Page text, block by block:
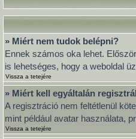
» Miért nem tudok belépni?
Ennek számos oka lehet.
is lehetséges, hogy a weboldal
Vissza a tetejére
» Miért kell egyáltalán
A regisztráció nem feltétlenül
mint például avatar használata,
Vissza a tetejére